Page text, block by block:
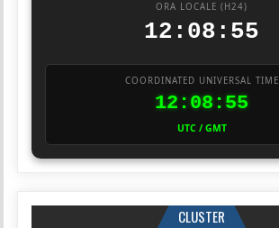
ORA LOCALE (H24)
12:08:55
COORDINATED UNIVERSAL TIME
12:08:55
UTC / GMT
CLUSTER